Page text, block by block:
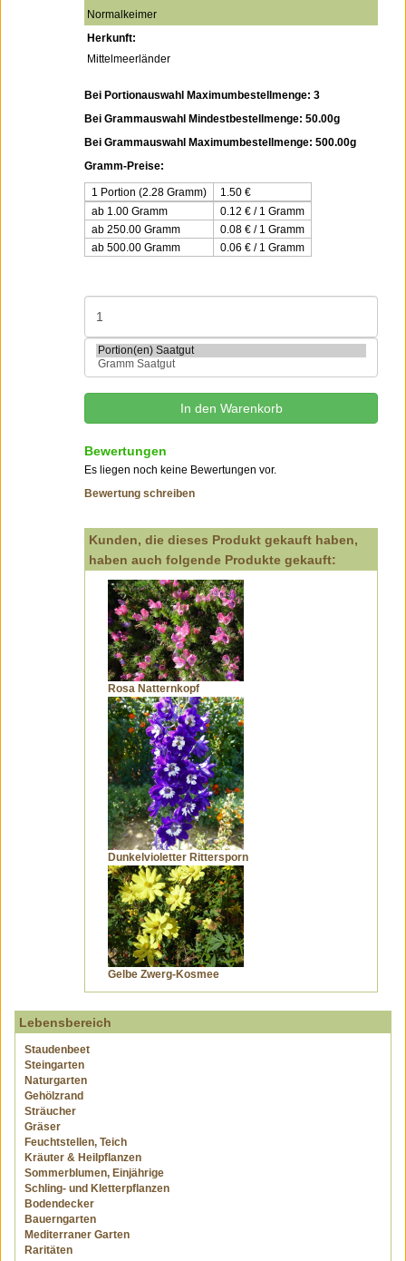
Normalkeimer
Herkunft:
Mittelmeerländer
Bei Portionauswahl Maximumbestellmenge: 3
Bei Grammauswahl Mindestbestellmenge: 50.00g
Bei Grammauswahl Maximumbestellmenge: 500.00g
Gramm-Preise:
1 Portion (2.28 Gramm) 1.50 €
ab 1.00 Gramm
0.12 € / 1 Gramm
ab 250.00 Gramm
0.08 € / 1 Gramm
ab 500.00 Gramm
0.06 € / 1 Gramm
Bewertungen
Es liegen noch keine Bewertungen vor.
Bewertung schreiben
Kunden, die dieses Produkt gekauft haben,
haben auch folgende Produkte gekauft:
Rosa Natternkopf
Dunkelvioletter Rittersporn
Gelbe Zwerg-Kosmee
Lebensbereich
Staudenbeet
Steingarten
Naturgarten
Gehölzrand
Sträucher
Gräser
Feuchtstellen, Teich
Kräuter & Heilpflanzen
Sommerblumen, Einjährige
Schling- und Kletterpflanzen
Bodendecker
Bauerngarten
Mediterraner Garten
Raritäten